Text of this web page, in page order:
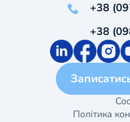
+38
+38
Політика